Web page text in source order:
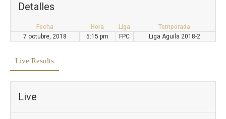
Detalles
Fecha Hora Liga
Temporada
7 octubre, 2018
5:15 pm FPC Liga Aguila 2018-2
Live Results
Live